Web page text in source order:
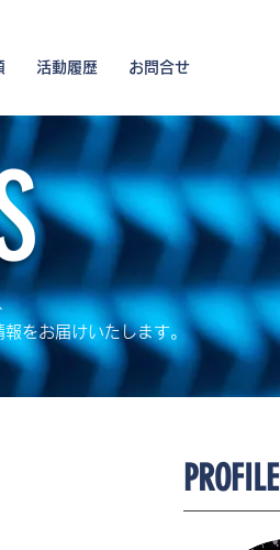
活動履歴 お問合せ
お届けいたします。
PROFILE